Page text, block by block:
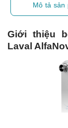
Mô tả sản
Giới thiệu
Laval